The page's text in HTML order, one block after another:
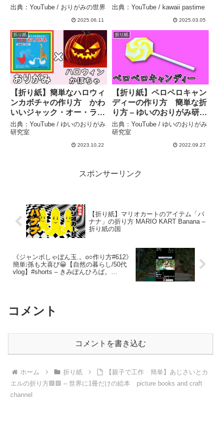
a Lantern origami – おり
出典：YouTube / おりがみの世界
2025.06.11
DIY#shorts #short
#diy#papercraft#paper#o
rigami #kusudama –
kawaii pastime
出典：YouTube / kawaii pastime
2025.03.05
折り紙
【折り紙】簡単なハロウィ
ンカボチャの作り方 かわ
いいジャック・オー・ラン
タンの折り方！子供でも作
れる難しくない10月の折り
紙【おりがみ】 – ゆいのお
出典：YouTube / ゆいのおりがみ
研究室
2023.10.22
折り紙
【折り紙】ペロペロキャン
ディーの作り方 簡単な折
り方 – ゆいのおりがみ研究
室
出典：YouTube / ゆいのおりがみ
研究室
2022.09.27
スポンサーリンク
【折り紙】マリオカートのアイテム「バ
ナナ」の折り方 MARIO KART Banana –
折り紙の国
《ジャンボしゃぼん玉.。o○作り方#612》
簡単❕孫も大喜び😀【自然の暮らし/50代
vlog】#shorts – きみぽんひろば。
コメント
コメントを書き込む
ホーム 折り紙
【親子で工作 簡単】あじさいとカ
エルの折り方🟪🟩 – 世界に1冊だけの絵本 picture books and craft
channel